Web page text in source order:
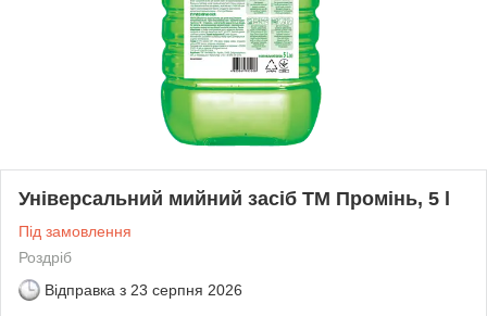
Універсальний мийний засіб ТМ Промінь, 5 l
Під замовлення
Роздріб
Відправка з 23 серпня 2026